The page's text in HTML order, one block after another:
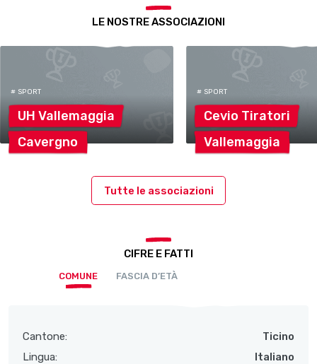
LE NOSTRE ASSOCIAZIONI
# SPORT
UH Vallemaggia
Cavergno
# SPORT
Cevio Tiratori
Vallemaggia
Tutte le associazioni
CIFRE E FATTI
COMUNE FASCIA D’ETÀ
Cantone:
Ticino
Lingua:
Italiano